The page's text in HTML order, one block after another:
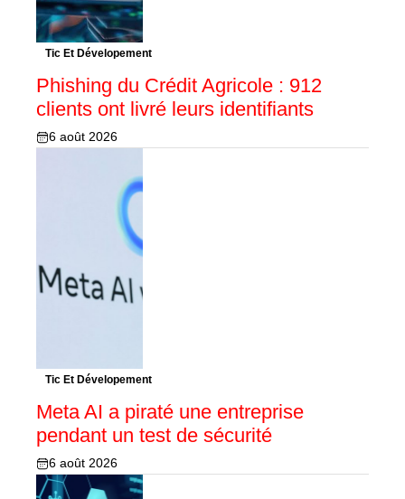
Tic Et Dévelopement
Phishing du Crédit Agricole : 912
clients ont livré leurs identifiants
6 août 2026
Tic Et Dévelopement
Meta AI a piraté une entreprise
pendant un test de sécurité
6 août 2026